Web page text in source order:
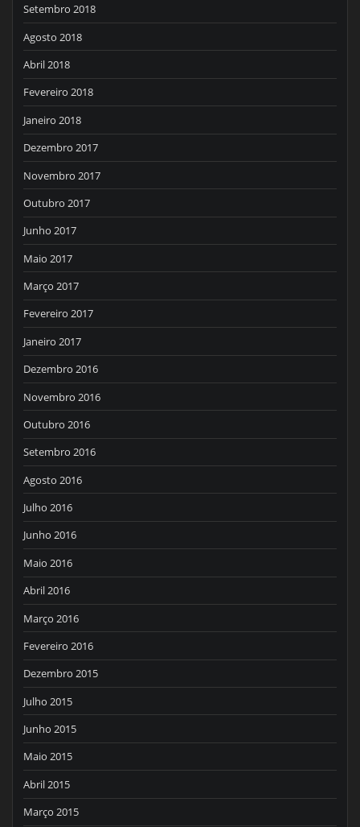
Setembro 2018
Agosto 2018
Abril 2018
Fevereiro 2018
Janeiro 2018
Dezembro 2017
Novembro 2017
Outubro 2017
Junho 2017
Maio 2017
Março 2017
Fevereiro 2017
Janeiro 2017
Dezembro 2016
Novembro 2016
Outubro 2016
Setembro 2016
Agosto 2016
Julho 2016
Junho 2016
Maio 2016
Abril 2016
Março 2016
Fevereiro 2016
Dezembro 2015
Julho 2015
Junho 2015
Maio 2015
Abril 2015
Março 2015